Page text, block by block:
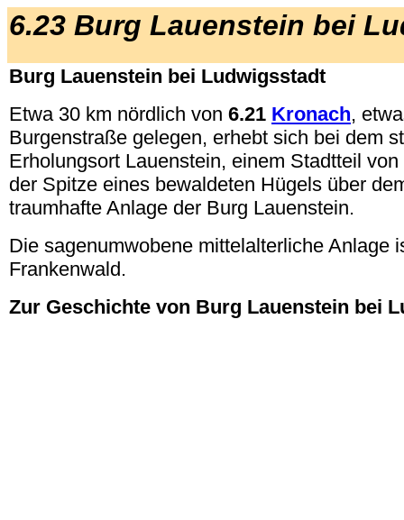
6.23 Burg Lauenstein bei
Burg Lauenstein bei Ludwigsstadt
Etwa 30 km nördlich von 6.21 Kronach,
Burgenstraße gelegen, erhebt sich bei dem
Erholungsort Lauenstein, einem Stadtteil
der Spitze eines bewaldeten Hügels über
traumhafte Anlage der Burg Lauenstein.
Die sagenumwobene mittelalterliche Anlage
Frankenwald.
Zur Geschichte von Burg Lauenstein bei